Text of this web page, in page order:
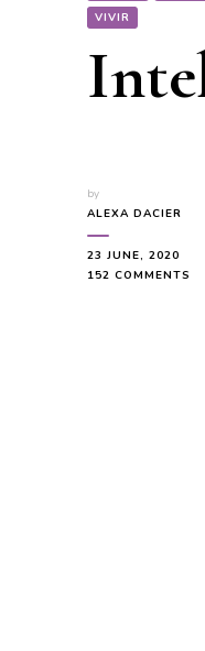
VIVIR
by
ALEXA DACIER
23 JUNE, 2020
152 COMMENTS